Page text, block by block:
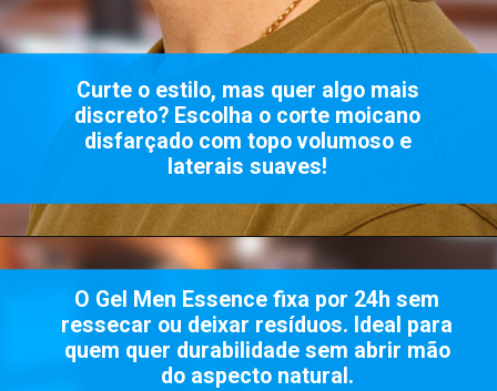
Curte o estilo, mas quer algo mais
discreto? Escolha o corte moicano
disfarçado com topo volumoso e
laterais suaves!
O Gel Men Essence fixa por 24h sem
ressecar ou deixar resíduos. Ideal para
quem quer durabilidade sem abrir mão
do aspecto natural.